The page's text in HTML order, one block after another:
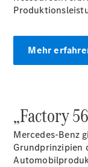
Mehr
„Factory
Mercedes-Benz
Grundprinzipien